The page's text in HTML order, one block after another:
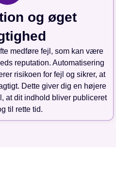
og øget
medføre fejl, som kan være
reputation. Automatisering
risikoen for fejl og sikrer, at
Dette giver dig en højere
at dit indhold bliver publiceret
til rette tid.